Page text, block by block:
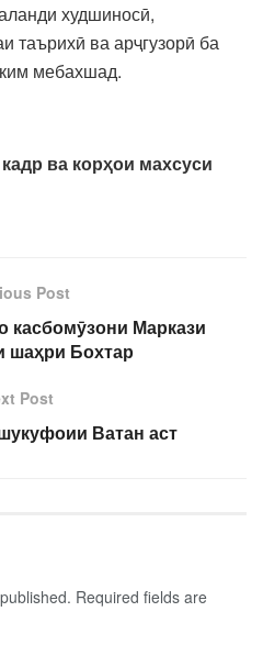
худшиносӣ,
таърихӣ ва арҷгузорӣ ба
мебахшад.
ва корҳои махсуси
Post
касбомӯзони Маркази
шаҳри Бохтар
Post
Ватан аст
Required fields are